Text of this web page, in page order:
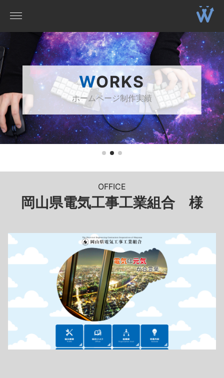
WORKS
ホームページ制作実績
OFFICE
岡山県電気工事工業組合 様